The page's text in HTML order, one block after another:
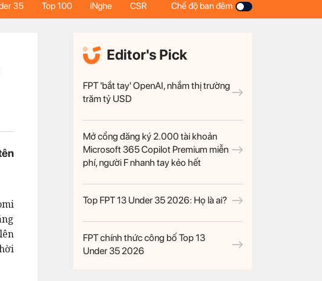
35 Top 100 iNghe CSR Chế độ ban đêm
Editor's Pick
FPT 'bắt tay' OpenAI, nhắm thị trường
trăm tỷ USD
Mở cổng đăng ký 2.000 tài khoản
Microsoft 365 Copilot Premium miễn
phí, người F nhanh tay kẻo hết
Top FPT 13 Under 35 2026: Họ là ai?
FPT chính thức công bố Top 13
Under 35 2026